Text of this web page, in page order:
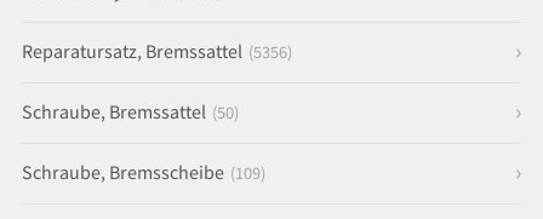
Reparatursatz, Bremssattel (5356)
Schraube, Bremssattel (50)
Schraube, Bremsscheibe (109)